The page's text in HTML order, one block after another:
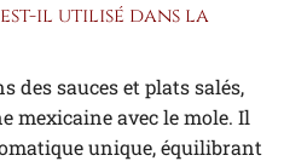
il utilisé dans la
des sauces et plats salés,
mexicaine avec le mole. Il
unique, équilibrant